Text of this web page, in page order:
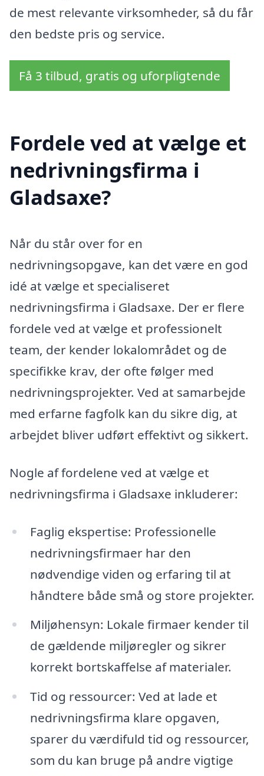
de mest relevante virksomheder, så du får
den bedste pris og service.
Få 3 tilbud, gratis og uforpligtende
Fordele ved at vælge et
nedrivningsfirma i
Gladsaxe?
Når du står over for en
nedrivningsopgave, kan det være en god
idé at vælge et specialiseret
nedrivningsfirma i Gladsaxe. Der er flere
fordele ved at vælge et professionelt
team, der kender lokalområdet og de
specifikke krav, der ofte følger med
nedrivningsprojekter. Ved at samarbejde
med erfarne fagfolk kan du sikre dig, at
arbejdet bliver udført effektivt og sikkert.
Nogle af fordelene ved at vælge et
nedrivningsfirma i Gladsaxe inkluderer:
Faglig ekspertise: Professionelle
nedrivningsfirmaer har den
nødvendige viden og erfaring til at
håndtere både små og store projekter.
Miljøhensyn: Lokale firmaer kender til
de gældende miljøregler og sikrer
korrekt bortskaffelse af materialer.
Tid og ressourcer: Ved at lade et
nedrivningsfirma klare opgaven,
sparer du værdifuld tid og ressourcer,
som du kan bruge på andre vigtige